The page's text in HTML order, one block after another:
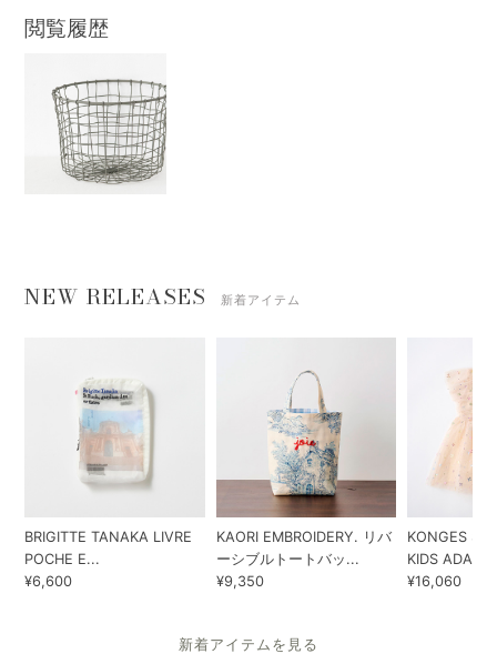
閲覧履歴
NEW RELEASES 新着アイテム
BRIGITTE TANAKA LIVRE
POCHE E...
¥6,600
KAORI EMBROIDERY. リバ
ーシブルトートバッ...
¥9,350
KONGES
KIDS ADA...
¥16,060
新着アイテムを見る